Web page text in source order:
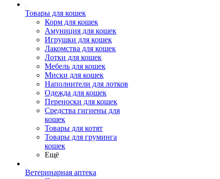
Товары для кошек
Корм для кошек
Амуниция для кошек
Игрушки для кошек
Лакомства для кошек
Лотки для кошек
Мебель для кошек
Миски для кошек
Наполнители для лотков
Одежда для кошек
Переноски для кошек
Средства гигиены для
кошек
Товары для котят
Товары для груминга
кошек
Ещё
Ветеринарная аптека